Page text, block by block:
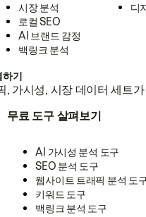
시장 분석
로컬 SEO
AI 브랜드 감정
백링크 분석
디
기
, 가시성, 시장 데이터 세트
무료 도구 살펴보기
AI 가시성 분석 도구
SEO 분석 도구
웹사이트 트래픽 분석 도
키워드 도구
백링크 분석 도구